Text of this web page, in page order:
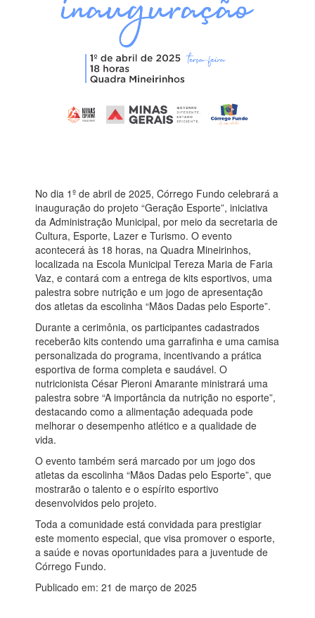
No dia 1º de abril de 2025, Córrego Fundo celebrará a
inauguração do projeto “Geração Esporte”, iniciativa
da Administração Municipal, por meio da secretaria de
Cultura, Esporte, Lazer e Turismo. O evento
acontecerá às 18 horas, na Quadra Mineirinhos,
localizada na Escola Municipal Tereza Maria de Faria
Vaz, e contará com a entrega de kits esportivos, uma
palestra sobre nutrição e um jogo de apresentação
dos atletas da escolinha “Mãos Dadas pelo Esporte”.
Durante a cerimônia, os participantes cadastrados
receberão kits contendo uma garrafinha e uma camisa
personalizada do programa, incentivando a prática
esportiva de forma completa e saudável. O
nutricionista César Pieroni Amarante ministrará uma
palestra sobre “A importância da nutrição no esporte”,
destacando como a alimentação adequada pode
melhorar o desempenho atlético e a qualidade de
vida.
O evento também será marcado por um jogo dos
atletas da escolinha “Mãos Dadas pelo Esporte”, que
mostrarão o talento e o espírito esportivo
desenvolvidos pelo projeto.
Toda a comunidade está convidada para prestigiar
este momento especial, que visa promover o esporte,
a saúde e novas oportunidades para a juventude de
Córrego Fundo.
Publicado em: 21 de março de 2025